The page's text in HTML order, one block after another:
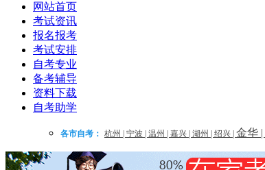
网站首页
考试资讯
报名报考
考试安排
自考专业
备考辅导
资料下载
自考助学
各市自考： 杭州 宁波 温州 嘉兴 湖州 绍兴 金华 |